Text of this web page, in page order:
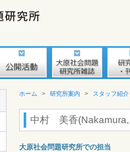
ホーム > 研究所案内 > スタッフ紹介
中村 美香(Nakamura,
大原社会問題研究所での担当